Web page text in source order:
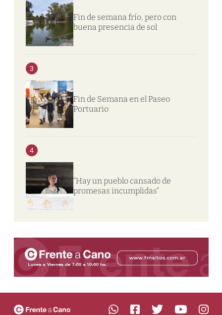
Fin de semana frío, pero con
buena presencia de sol
3
Fin de Semana en el Paseo
Portuario
4
“Hay un pueblo cansado de
promesas incumplidas”